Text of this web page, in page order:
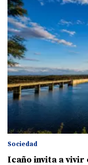
Sociedad
Icaño invita a vivir